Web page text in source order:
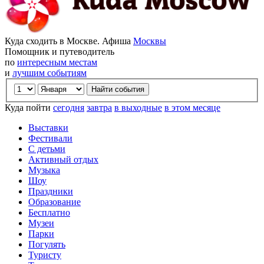
Куда сходить в Москве. Афиша Москвы
Помощник и путеводитель
по интересным местам
и лучшим событиям
Куда пойти сегодня завтра в выходные в этом месяце
Выставки
Фестивали
С детьми
Активный отдых
Музыка
Шоу
Праздники
Образование
Бесплатно
Музеи
Парки
Погулять
Туристу